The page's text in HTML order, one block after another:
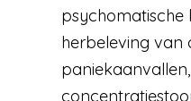
psychomatische
herbeleving van